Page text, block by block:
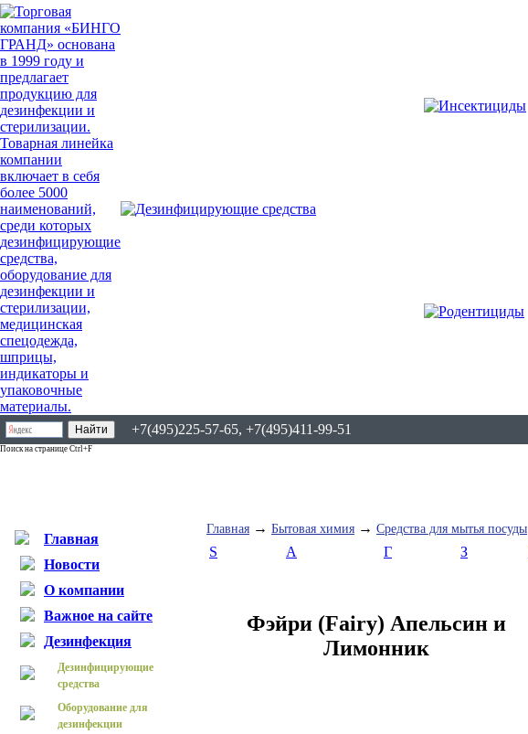
+7(495)225-57-65, +7(495)411-99-51
Поиск на странице Ctrl+F
Главная
Новости
О компании
Важное на сайте
Дезинфекция
Дезинфицирующие
средства
Оборудование для
дезинфекции
Главная → Бытовая химия → Средства для мытья посуды
S
А Г З
Фэйри (Fairy) Апельсин и
Лимонник